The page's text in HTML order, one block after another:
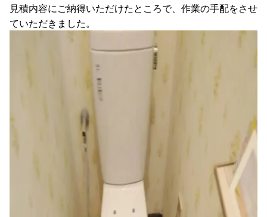
見積内容にご納得いただけたところで、作業の手配をさせ
ていただきました。